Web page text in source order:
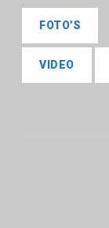
FOTO'S
VIDEO